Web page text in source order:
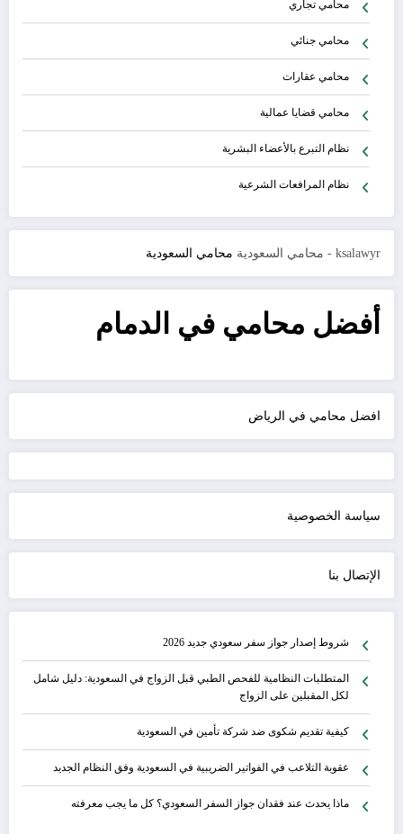
محامي تجاري
محامي جنائي
محامي عقارات
محامي قضايا عمالية
نظام التبرع بالأعضاء البشرية
نظام المرافعات الشرعية
ksalawyr - محامي السعودية محامي السعودية
أفضل محامي في الدمام
افضل محامي في الرياض
سياسة الخصوصية
الإتصال بنا
شروط إصدار جواز سفر سعودي جديد 2026
المتطلبات النظامية للفحص الطبي قبل الزواج في السعودية: دليل شامل
لكل المقبلين على الزواج
كيفية تقديم شكوى ضد شركة تأمين في السعودية
عقوبة التلاعب في الفواتير الضريبية في السعودية وفق النظام الجديد
ماذا يحدث عند فقدان جواز السفر السعودي؟ كل ما يجب معرفته